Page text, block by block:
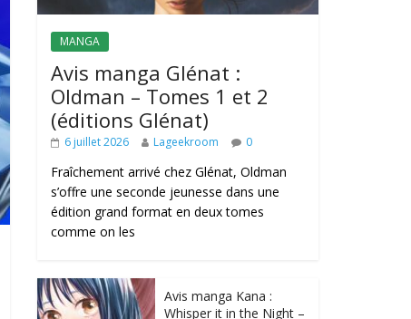
MANGA
Avis manga Glénat :
Oldman – Tomes 1 et 2
(éditions Glénat)
6 juillet 2026 Lageekroom 0
Fraîchement arrivé chez Glénat, Oldman
s’offre une seconde jeunesse dans une
édition grand format en deux tomes
comme on les
Avis manga Kana :
Whisper it in the Night –